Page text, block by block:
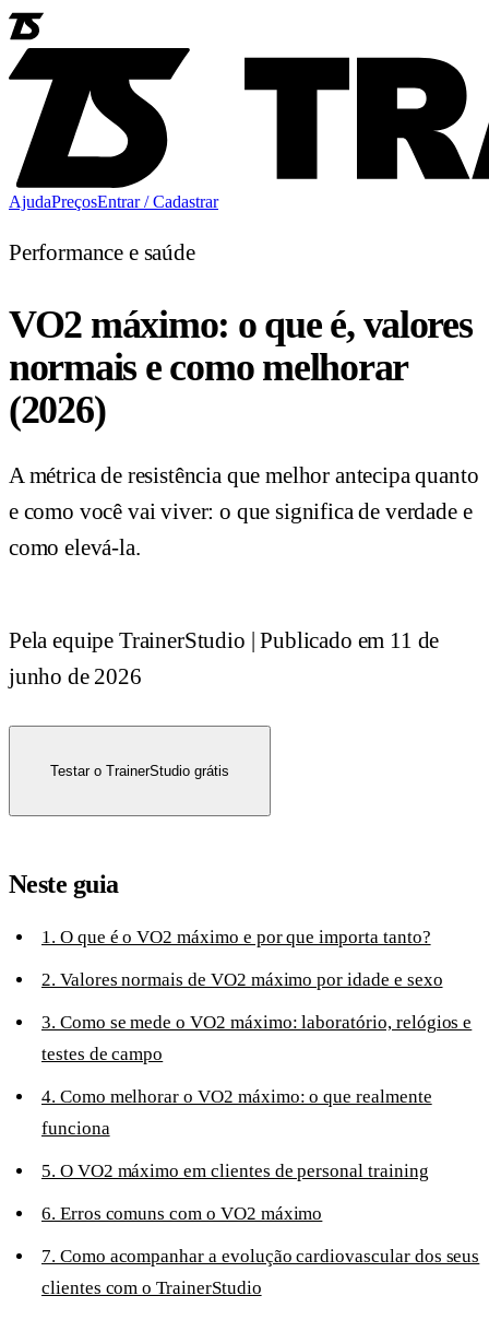
AjudaPreçosEntrar / Cadastrar
Performance e saúde
VO2 máximo: o que é, valores
normais e como melhorar
(2026)
A métrica de resistência que melhor antecipa quanto
e como você vai viver: o que significa de verdade e
como elevá-la.
Pela equipe TrainerStudio |Publicado em 11 de
junho de 2026
Testar o TrainerStudio grátis
Neste guia
1. O que é o VO2 máximo e por que importa tanto?
2. Valores normais de VO2 máximo por idade e sexo
3. Como se mede o VO2 máximo: laboratório, relógios e
testes de campo
4. Como melhorar o VO2 máximo: o que realmente
funciona
5. O VO2 máximo em clientes de personal training
6. Erros comuns com o VO2 máximo
7. Como acompanhar a evolução cardiovascular dos seus
clientes com o TrainerStudio